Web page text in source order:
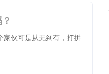
家伙可是从无到有，打拼